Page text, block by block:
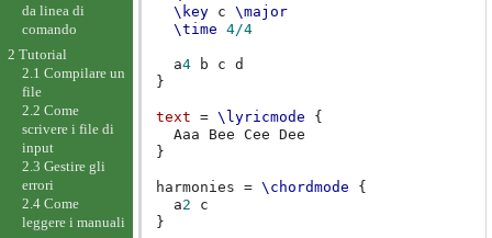
\key
c \major
\time 4/4
a4 b c d
}
text = \lyricmode
{
Aaa
Bee Cee
}
harmonies = \chordmode
{
a2
c
}
da linea di
comando
2 Tutorial
2.1 Compilare un
file
2.2 Come
scrivere i file di
input
2.3 Gestire gli
errori
2.4 Come
leggere i manuali